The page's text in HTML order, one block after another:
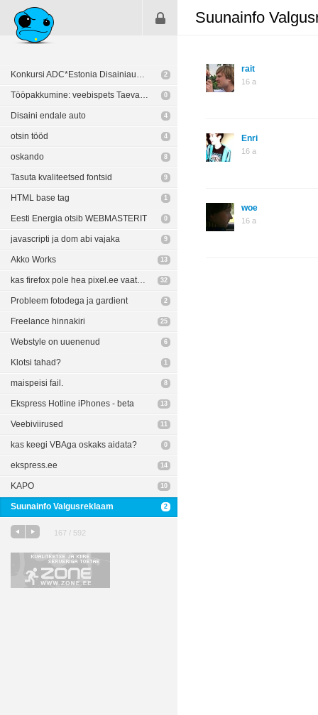
Konkursi ADC*Estonia Disainiauhind 2009 võitjad 2
Tööpakkumine: veebispets Taevasse 0
Disaini endale auto 4
otsin tööd 4
oskando 8
Tasuta kvaliteetsed fontsid 9
HTML base tag 1
Eesti Energia otsib WEBMASTERIT 0
javascripti ja dom abi vajaka 9
Akko Works 13
kas firefox pole hea pixel.ee vaatamiseks? 32
Probleem fotodega ja gardient 2
Freelance hinnakiri 25
Webstyle on uuenenud 6
Klotsi tahad? 1
maispeisi fail. 8
Ekspress Hotline iPhones - beta 13
Veebiviirused 11
kas keegi VBAga oskaks aidata? 0
ekspress.ee 14
KAPO 10
Suunainfo Valgusreklaam 2
167 / 592
Suunainfo
rait
16 a
Enri
16 a
woe
16 a